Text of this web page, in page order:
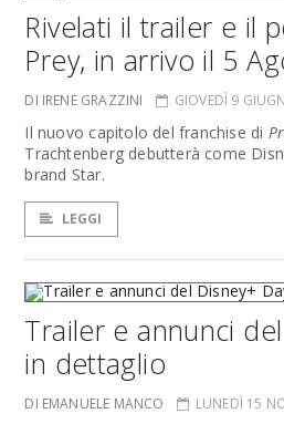
Rivelati il trailer e il
Prey, in arrivo il 5
DI IRENE GRAZZINI GIOVEDÌ 9
Il nuovo capitolo del franchise di
Trachtenberg debutterà come
brand Star.
LEGGI
Trailer e annunci
in dettaglio
DI EMANUELE MANCO LUNEDÌ 15